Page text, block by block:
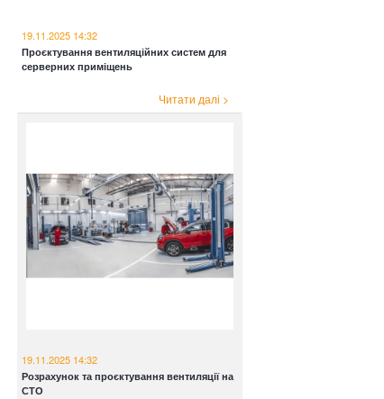
19.11.2025 14:32
Проєктування вентиляційних систем для
серверних приміщень
Читати далі >
19.11.2025 14:32
Розрахунок та проєктування вентиляції на
СТО